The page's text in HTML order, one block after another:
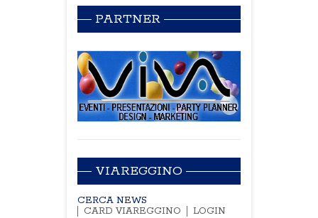
PARTNER
VIAREGGINO
CERCA NEWS
CARD VIAREGGINO
LOGIN